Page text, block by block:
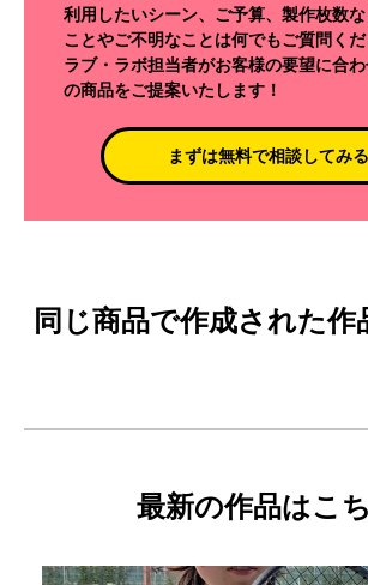
利用したいシーン、ご予算、製作枚数
ことやご不明なことは何でもご質問くだ
ラブ・ラボ担当者がお客様の要望に合
の商品をご提案いたします！
まずは無料で相談してみる
同じ商品で作成された作
最新の作品はこ